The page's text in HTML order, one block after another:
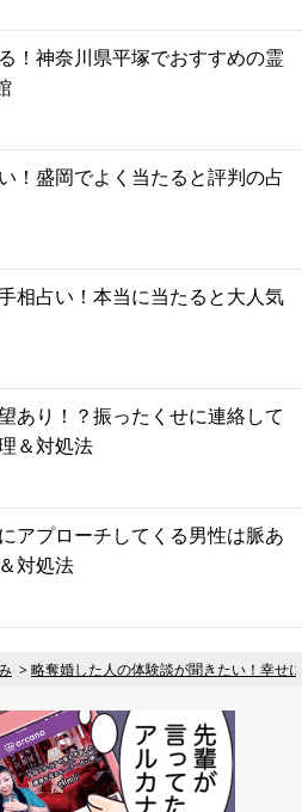
！神奈川県平塚でおすすめの霊
！盛岡でよく当たると評判の占
相占い！本当に当たると大人気
あり！？振ったくせに連絡して
＆対処法
アプローチしてくる男性は脈あ
対処法
略奪婚した人の体験談が聞きたい！幸せ